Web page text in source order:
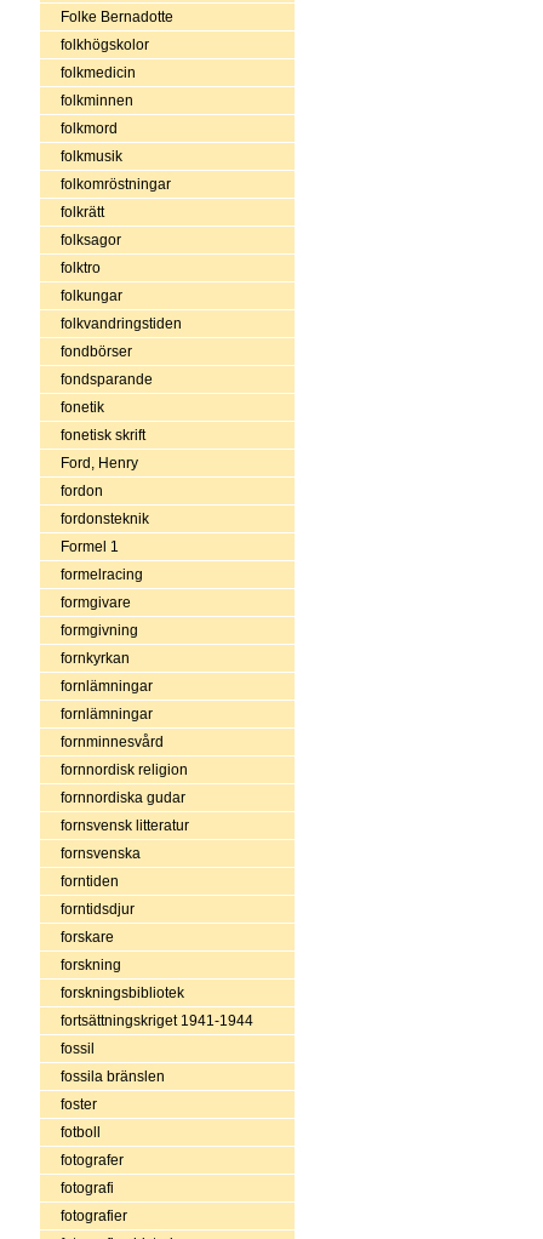
Folke Bernadotte
folkhögskolor
folkmedicin
folkminnen
folkmord
folkmusik
folkomröstningar
folkrätt
folksagor
folktro
folkungar
folkvandringstiden
fondbörser
fondsparande
fonetik
fonetisk skrift
Ford, Henry
fordon
fordonsteknik
Formel 1
formelracing
formgivare
formgivning
fornkyrkan
fornlämningar
fornlämningar
fornminnesvård
fornnordisk religion
fornnordiska gudar
fornsvensk litteratur
fornsvenska
forntiden
forntidsdjur
forskare
forskning
forskningsbibliotek
fortsättningskriget 1941-1944
fossil
fossila bränslen
foster
fotboll
fotografer
fotografi
fotografier